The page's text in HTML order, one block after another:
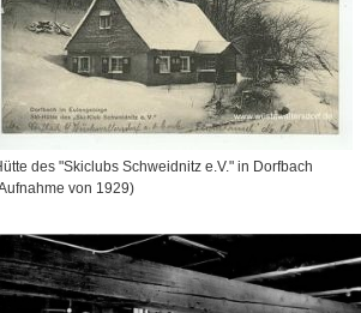
des "Skiclubs Schweidnitz e.V." in Dorfbach
von 1929)